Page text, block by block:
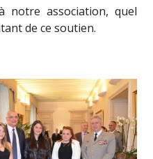
notre association, quel
de ce soutien.